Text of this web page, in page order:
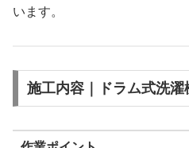
います。
施工内容｜ドラム式洗